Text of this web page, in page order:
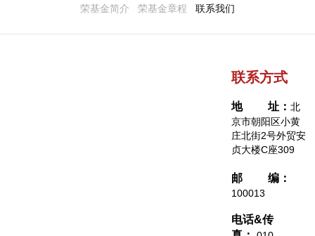
荣基金简介 荣基金章程 联系我们
联系方式
地 址： 北
京市朝阳区小黄
庄北街2号外贸安
贞大楼C座309
邮 编：
100013
电话&传